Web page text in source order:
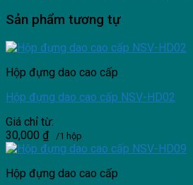
Sản phẩm tương tự
Hộp đựng dao cao cấp
Hộp đựng dao cao cấp NSV-HD02
Giá chỉ từ:
30,000 ₫ /1 hộp
Hộp đựng dao cao cấp